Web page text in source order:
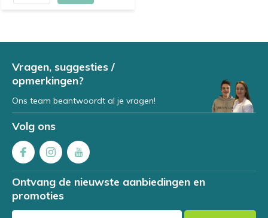
Vragen, suggesties /
opmerkingen?
Ons team beantwoordt al je vragen!
Volg ons
Ontvang de nieuwste aanbiedingen en
promoties